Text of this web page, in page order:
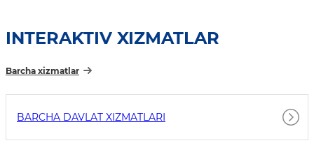
INTERAKTIV XIZMATLAR
Barcha xizmatlar
BARCHA DAVLAT XIZMATLARI